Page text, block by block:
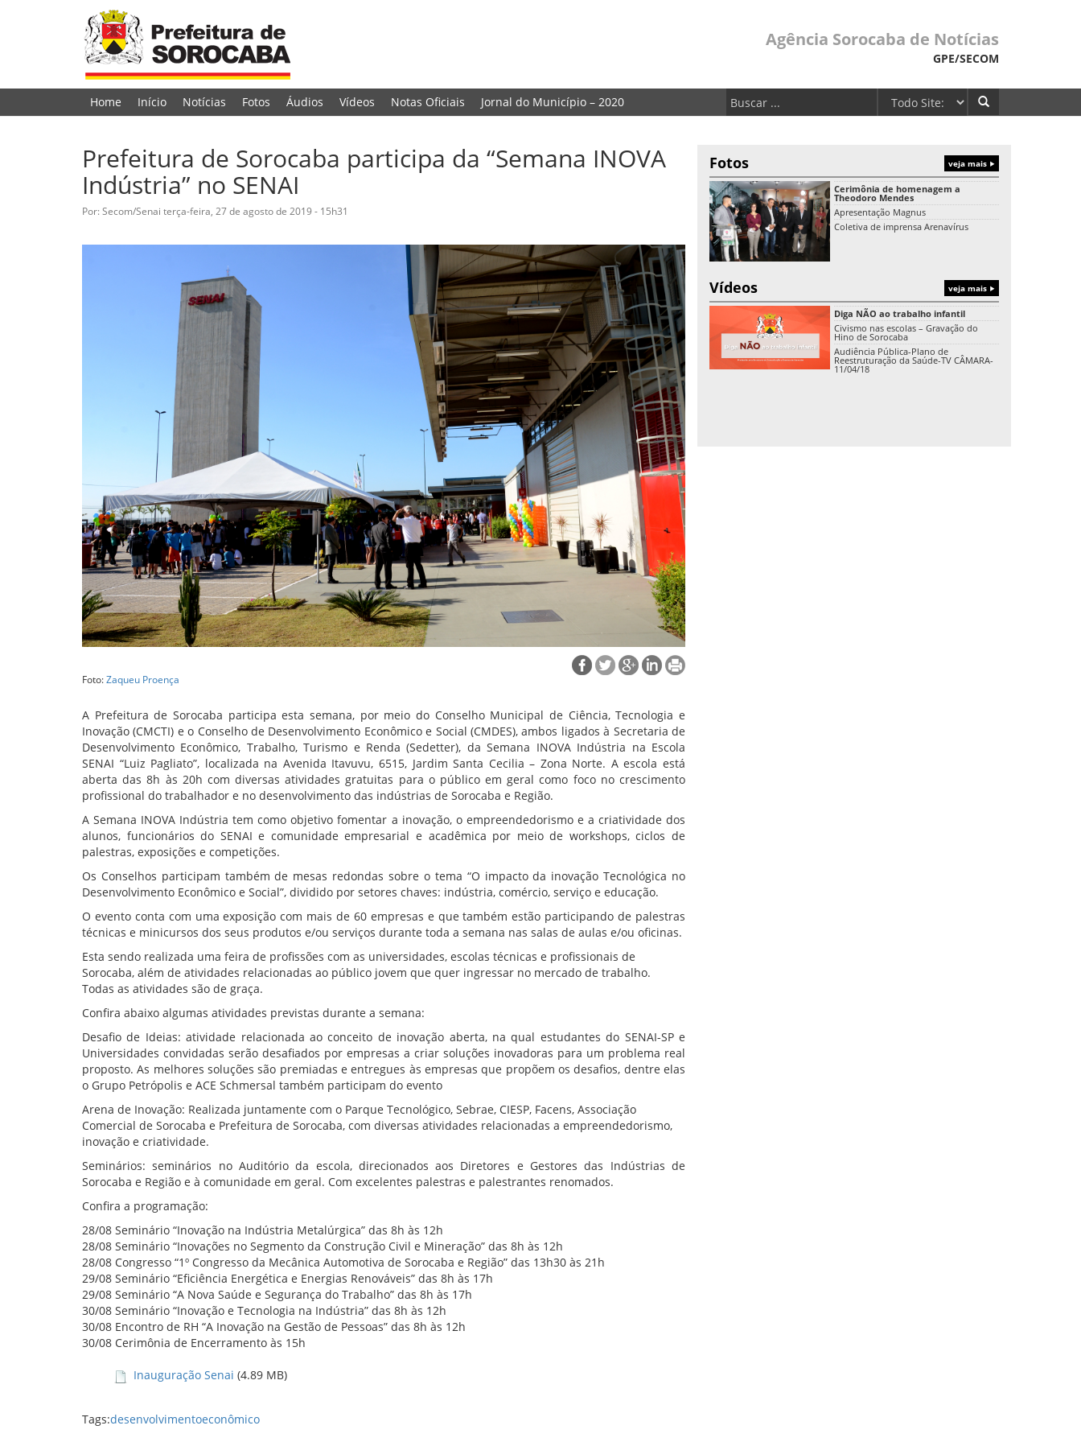
Agência Sorocaba de Notícias
GPE/SECOM
Home Início Notícias Fotos Áudios Vídeos Notas Oficiais Jornal do Município – 2020
Prefeitura de Sorocaba participa da “Semana INOVA
Indústria” no SENAI
Por: Secom/Senai terça-feira, 27 de agosto de 2019 - 15h31
Foto:Zaqueu Proença
A Prefeitura de Sorocaba participa esta semana, por meio do Conselho Municipal de Ciência, Tecnologia e
Inovação (CMCTI) e o Conselho de Desenvolvimento Econômico e Social (CMDES), ambos ligados à Secretaria de
Desenvolvimento Econômico, Trabalho, Turismo e Renda (Sedetter), da Semana INOVA Indústria na Escola
SENAI “Luiz Pagliato”, localizada na Avenida Itavuvu, 6515, Jardim Santa Cecilia – Zona Norte. A escola está
aberta das 8h às 20h com diversas atividades gratuitas para o público em geral como foco no crescimento
profissional do trabalhador e no desenvolvimento das indústrias de Sorocaba e Região.
A Semana INOVA Indústria tem como objetivo fomentar a inovação, o empreendedorismo e a criatividade dos
alunos, funcionários do SENAI e comunidade empresarial e acadêmica por meio de workshops, ciclos de
palestras, exposições e competições.
Os Conselhos participam também de mesas redondas sobre o tema “O impacto da inovação Tecnológica no
Desenvolvimento Econômico e Social”, dividido por setores chaves: indústria, comércio, serviço e educação.
O evento conta com uma exposição com mais de 60 empresas e que também estão participando de palestras
técnicas e minicursos dos seus produtos e/ou serviços durante toda a semana nas salas de aulas e/ou oficinas.
Esta sendo realizada uma feira de profissões com as universidades, escolas técnicas e profissionais de
Sorocaba, além de atividades relacionadas ao público jovem que quer ingressar no mercado de trabalho.
Todas as atividades são de graça.
Confira abaixo algumas atividades previstas durante a semana:
Desafio de Ideias: atividade relacionada ao conceito de inovação aberta, na qual estudantes do SENAI-SP e
Universidades convidadas serão desafiados por empresas a criar soluções inovadoras para um problema real
proposto. As melhores soluções são premiadas e entregues às empresas que propõem os desafios, dentre elas
o Grupo Petrópolis e ACE Schmersal também participam do evento
Arena de Inovação: Realizada juntamente com o Parque Tecnológico, Sebrae, CIESP, Facens, Associação
Comercial de Sorocaba e Prefeitura de Sorocaba, com diversas atividades relacionadas a empreendedorismo,
inovação e criatividade.
Seminários: seminários no Auditório da escola, direcionados aos Diretores e Gestores das Indústrias de
Sorocaba e Região e à comunidade em geral. Com excelentes palestras e palestrantes renomados.
Confira a programação:
28/08 Seminário “Inovação na Indústria Metalúrgica” das 8h às 12h
28/08 Seminário “Inovações no Segmento da Construção Civil e Mineração” das 8h às 12h
28/08 Congresso “1º Congresso da Mecânica Automotiva de Sorocaba e Região” das 13h30 às 21h
29/08 Seminário “Eficiência Energética e Energias Renováveis” das 8h às 17h
29/08 Seminário “A Nova Saúde e Segurança do Trabalho” das 8h às 17h
30/08 Seminário “Inovação e Tecnologia na Indústria” das 8h às 12h
30/08 Encontro de RH “A Inovação na Gestão de Pessoas” das 8h às 12h
30/08 Cerimônia de Encerramento às 15h
Inauguração Senai (4.89 MB)
Tags:desenvolvimentoeconômico
Fotos veja mais
Cerimônia de homenagem a
Theodoro Mendes
Apresentação Magnus
Coletiva de imprensa Arenavírus
Vídeos veja mais
Diga NÃO ao trabalho infantil
Civismo nas escolas – Gravação do
Hino de Sorocaba
Audiência Pública-Plano de
Reestruturação da Saúde-TV CÂMARA-
11/04/18